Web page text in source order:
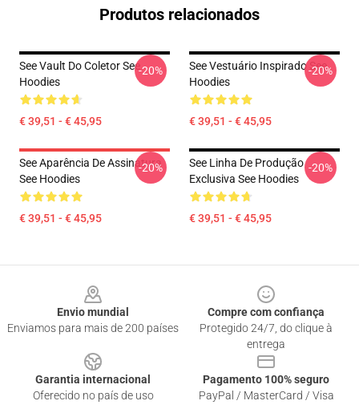
Produtos relacionados
See Vault Do Coletor See
Hoodies
€ 39,51 - € 45,95
-20%
See Vestuário Inspirado See
Hoodies
€ 39,51 - € 45,95
-20%
See Aparência De Assinatura
See Hoodies
€ 39,51 - € 45,95
-20%
See Linha De Produção
Exclusiva See Hoodies
€ 39,51 - € 45,95
-20%
Envio mundial
Enviamos para mais de 200 países
Compre com confiança
Protegido 24/7, do clique à
entrega
Garantia internacional
Oferecido no país de uso
Pagamento 100% seguro
PayPal / MasterCard / Visa